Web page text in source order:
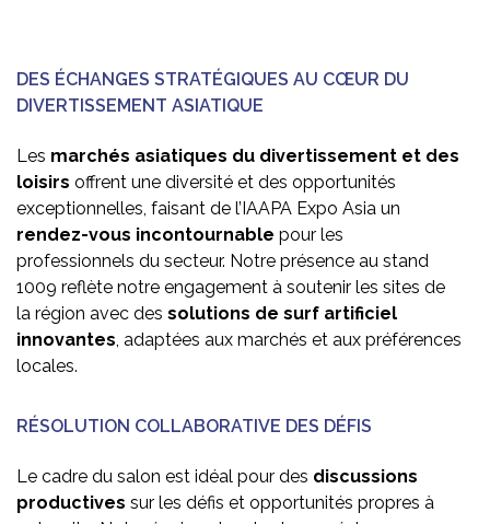
DES ÉCHANGES STRATÉGIQUES AU CŒUR DU
DIVERTISSEMENT ASIATIQUE
Les marchés asiatiques du divertissement et des
loisirs offrent une diversité et des opportunités
exceptionnelles, faisant de l’IAAPA Expo Asia un
rendez-vous incontournable pour les
professionnels du secteur. Notre présence au stand
1009 reflète notre engagement à soutenir les sites de
la région avec des solutions de surf artificiel
innovantes, adaptées aux marchés et aux préférences
locales.
RÉSOLUTION COLLABORATIVE DES DÉFIS
Le cadre du salon est idéal pour des discussions
productives sur les défis et opportunités propres à